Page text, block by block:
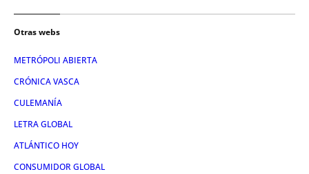
Otras webs
METRÓPOLI ABIERTA
CRÓNICA VASCA
CULEMANÍA
LETRA GLOBAL
ATLÁNTICO HOY
CONSUMIDOR GLOBAL